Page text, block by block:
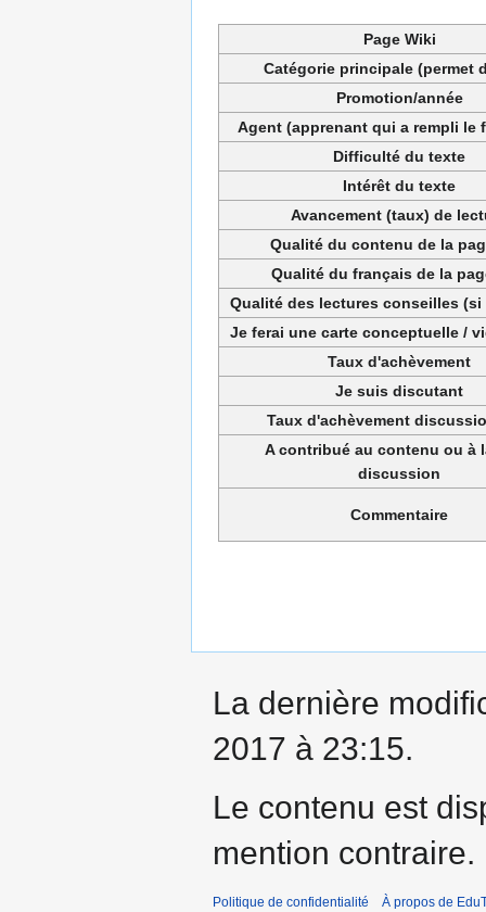
Page Wiki
Catégorie principale (permet
Promotion/année
Agent (apprenant qui a rempli le
Difficulté du texte
Intérêt du texte
Avancement (taux) de
Qualité du contenu de la
Qualité du français de la
Qualité des lectures conseilles
Je ferai une carte conceptuelle /
Taux d'achèvement
Je suis discutant
Taux d'achèvement
A contribué au contenu ou à
discussion
Commentaire
La dernière
2017 à 23:15.
Le contenu est
mention contraire.
Politique de confidentialité À propos de